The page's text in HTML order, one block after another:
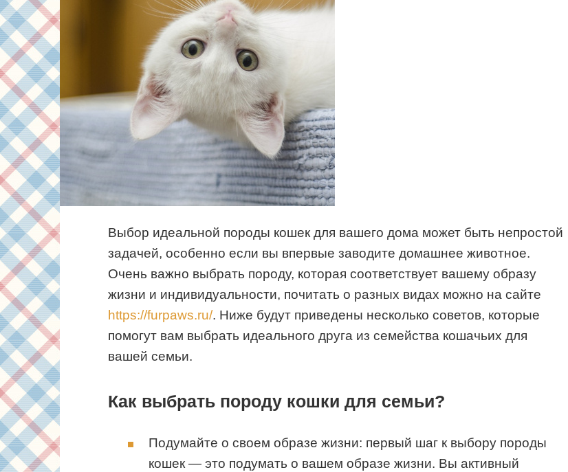
Выбор идеальной породы кошек для вашего дома может быть непростой
задачей, особенно если вы впервые заводите домашнее животное.
Очень важно выбрать породу, которая соответствует вашему образу
жизни и индивидуальности, почитать о разных видах можно на сайте
https://furpaws.ru/. Ниже будут приведены несколько советов, которые
помогут вам выбрать идеального друга из семейства кошачьих для
вашей семьи.
Как выбрать породу кошки для семьи?
Подумайте о своем образе жизни: первый шаг к выбору породы
кошек — это подумать о вашем образе жизни. Вы активный